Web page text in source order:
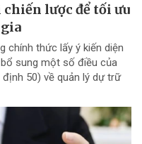
chiến lược để tối ưu
chính thức lấy ý kiến diện
sung một số điều của
50) về quản lý dự trữ